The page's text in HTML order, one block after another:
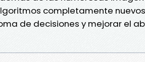
completamente
de decisiones y mejorar el